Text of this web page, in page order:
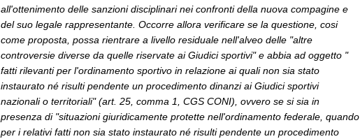
all'ottenimento delle sanzioni disciplinari nei confronti della nuova compagine e
del suo legale rappresentante. Occorre allora verificare se la questione, cosi
come proposta, possa rientrare a livello residuale nell'alveo delle "altre
controversie diverse da quelle riservate ai Giudici sportivi" e abbia ad oggetto "
fatti rilevanti per l'ordinamento sportivo in relazione ai quali non sia stato
instaurato né risulti pendente un procedimento dinanzi ai Giudici sportivi
nazionali o territoriali" (art. 25, comma 1, CGS CONI), ovvero se si sia in
presenza di "situazioni giuridicamente protette nell'ordinamento federale, quando
per i relativi fatti non sia stato instaurato né risulti pendente un procedimento